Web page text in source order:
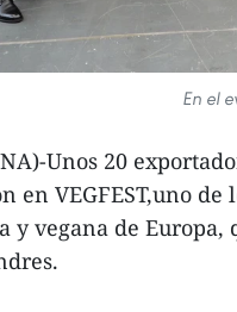
En el
Unos 20
en VEGFEST,uno
y vegana de